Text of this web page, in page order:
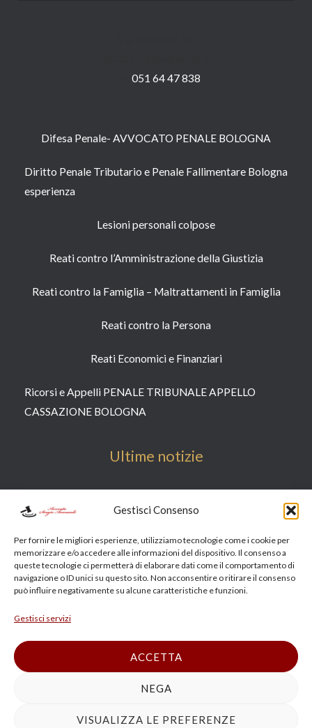
Gestisci Consenso
Per fornire le migliori esperienze, utilizziamo tecnologie come i cookie per
memorizzare e/o accedere alle informazioni del dispositivo. Il consenso a
queste tecnologie ci permetterà di elaborare dati come il comportamento di
navigazione o ID unici su questo sito. Non acconsentire o ritirare il consenso
può influire negativamente su alcune caratteristiche e funzioni.
Gestisci servizi
ACCETTA
NEGA
VISUALIZZA LE PREFERENZE
051 64 47 838
Difesa Penale- AVVOCATO PENALE BOLOGNA
Diritto Penale Tributario e Penale Fallimentare Bologna
esperienza
Lesioni personali colpose
Reati contro l’Amministrazione della Giustizia
Reati contro la Famiglia – Maltrattamenti in Famiglia
Reati contro la Persona​
Reati Economici e Finanziari​
Ricorsi e Appelli PENALE TRIBUNALE APPELLO
CASSAZIONE BOLOGNA
Ultime notizie
Radiazione Consulente Finanziario | Avvocato CONSOB
ART 582 CP AVVOCATO PENALISTA
Cyber crime reati bologna
VIOLENZA SESSUALE MEDICO PARAMEDICO
Avvocato esperto in bancarotta fraudolenta a Bologna,
Modena e Ravenna: difesa penale completa per il processo